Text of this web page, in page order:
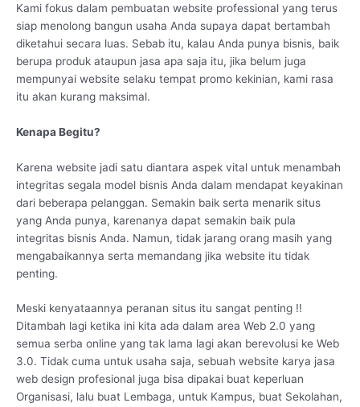
Kami fokus dalam pembuatan website professional yang terus
siap menolong bangun usaha Anda supaya dapat bertambah
diketahui secara luas. Sebab itu, kalau Anda punya bisnis, baik
berupa produk ataupun jasa apa saja itu, jika belum juga
mempunyai website selaku tempat promo kekinian, kami rasa
itu akan kurang maksimal.
Kenapa Begitu?
Karena website jadi satu diantara aspek vital untuk menambah
integritas segala model bisnis Anda dalam mendapat keyakinan
dari beberapa pelanggan. Semakin baik serta menarik situs
yang Anda punya, karenanya dapat semakin baik pula
integritas bisnis Anda. Namun, tidak jarang orang masih yang
mengabaikannya serta memandang jika website itu tidak
penting.
Meski kenyataannya peranan situs itu sangat penting !!
Ditambah lagi ketika ini kita ada dalam area Web 2.0 yang
semua serba online yang tak lama lagi akan berevolusi ke Web
3.0. Tidak cuma untuk usaha saja, sebuah website karya jasa
web design profesional juga bisa dipakai buat keperluan
Organisasi, lalu buat Lembaga, untuk Kampus, buat Sekolahan,